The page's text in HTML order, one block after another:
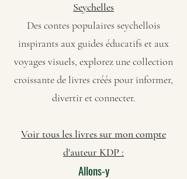
Seychelles
Des contes populaires seychellois
inspirants aux guides éducatifs et aux
voyages visuels, explorez une collection
croissante de livres créés pour informer,
divertir et connecter.
Voir tous les livres sur mon compte
d'auteur KDP :
Allons-y